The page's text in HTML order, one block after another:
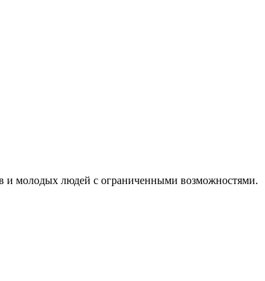
и молодых людей с ограниченными возможностями.